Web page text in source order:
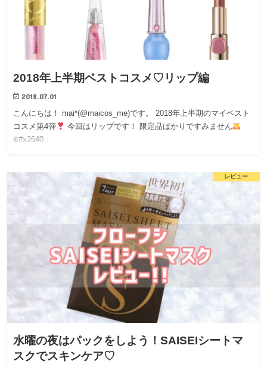
2018年上半期ベストコスメ♡リップ編
2018.07.01
こんにちは！ mai*(@maicos_me)です。 2018年上半期のマイベスト
コスメ第4弾
今回はリップです！ 限定品ばかりですみません
‍&#x2640…
レビュー
水曜の夜はパックをしよう！SAISEIシートマ
スクでスキンケア♡